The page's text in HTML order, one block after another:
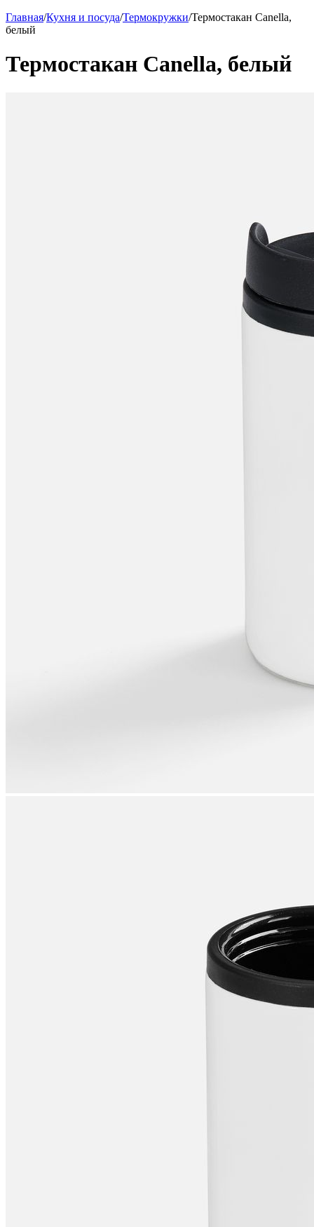
Главная/Кухня и посуда/Термокружки/Термостакан Canella,
белый
Термостакан Canella, белый